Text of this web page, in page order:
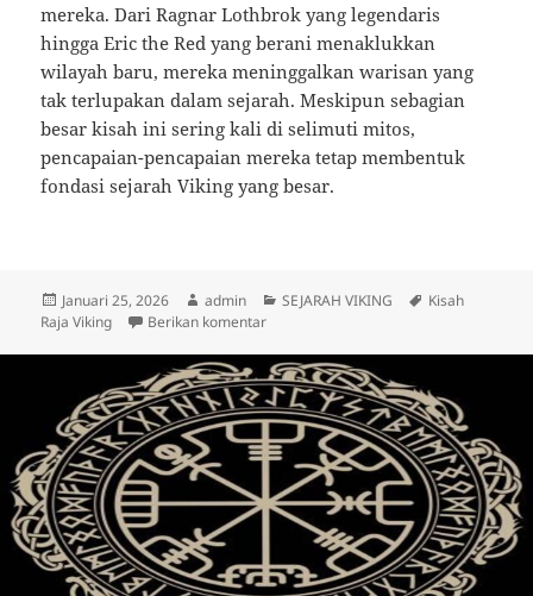
mereka. Dari Ragnar Lothbrok yang legendaris
hingga Eric the Red yang berani menaklukkan
wilayah baru, mereka meninggalkan warisan yang
tak terlupakan dalam sejarah. Meskipun sebagian
besar kisah ini sering kali di selimuti mitos,
pencapaian-pencapaian mereka tetap membentuk
fondasi sejarah Viking yang besar.
Diposkan
pada
Januari 25, 2026 Penulis
admin Kategori
SEJARAH VIKING Tag
Kisah
Raja Viking
Berikan komentaruntuk 7 Kisah Raja Viking dan